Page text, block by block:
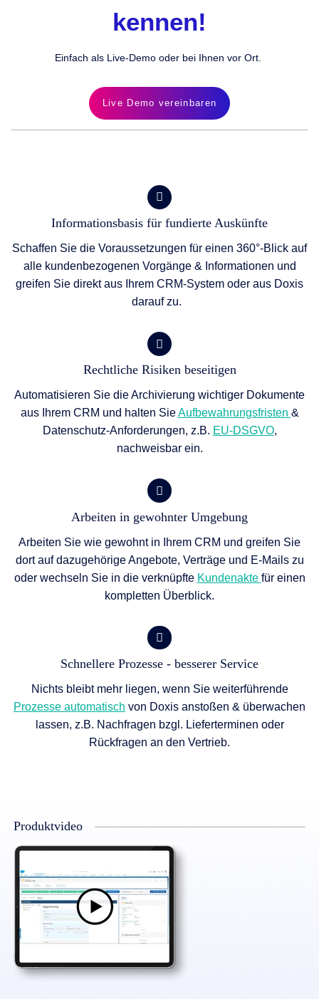
kennen!
Einfach als Live-Demo oder bei Ihnen vor Ort.
Live Demo vereinbaren
Informationsbasis für fundierte Auskünfte
Schaffen Sie die Voraussetzungen für einen 360°-Blick auf
alle kundenbezogenen Vorgänge & Informationen und
greifen Sie direkt aus Ihrem CRM-System oder aus Doxis
darauf zu.
Rechtliche Risiken beseitigen
Automatisieren Sie die Archivierung wichtiger Dokumente
aus Ihrem CRM und halten SieAufbewahrungsfristen &
Datenschutz-Anforderungen, z.B. EU-DSGVO,
nachweisbar ein.
Arbeiten in gewohnter Umgebung
Arbeiten Sie wie gewohnt in Ihrem CRM und greifen Sie
dort auf dazugehörige Angebote, Verträge und E-Mails zu
oder wechseln Sie in die verknüpfte Kundenakte für einen
kompletten Überblick.
Schnellere Prozesse - besserer Service
Nichts bleibt mehr liegen, wenn Sie weiterführende
Prozesse automatisch von Doxis anstoßen & überwachen
lassen, z.B. Nachfragen bzgl. Lieferterminen oder
Rückfragen an den Vertrieb.
Produktvideo